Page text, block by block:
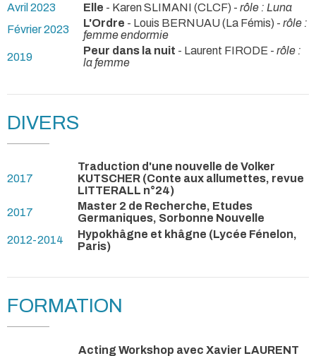
Avril 2023
Elle - Karen SLIMANI (CLCF) - rôle : Luna
Février 2023
L'Ordre - Louis BERNUAU (La Fémis) - rôle :
femme endormie
2019
Peur dans la nuit - Laurent FIRODE - rôle :
la femme
DIVERS
2017
Traduction d'une nouvelle de Volker
KUTSCHER (Conte aux allumettes, revue
LITTERALL n°24)
2017
Master 2 de Recherche, Etudes
Germaniques, Sorbonne Nouvelle
2012-2014
Hypokhâgne et khâgne (Lycée Fénelon,
Paris)
FORMATION
Acting Workshop avec Xavier LAURENT